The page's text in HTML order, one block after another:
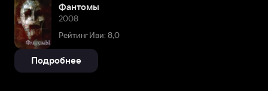
Фантомы
2008
Рейтинг Иви: 8,0
Подробнее